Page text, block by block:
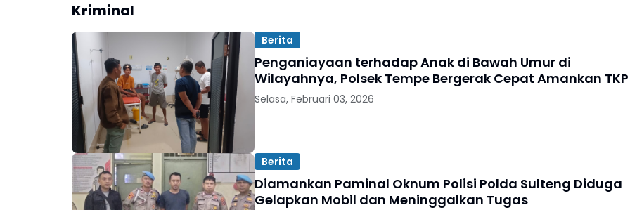
Kriminal
Berita
Penganiayaan terhadap Anak di Bawah Umur di
Wilayahnya, Polsek Tempe Bergerak Cepat Amankan TKP
Selasa, Februari 03, 2026
Berita
Diamankan Paminal Oknum Polisi Polda Sulteng Diduga
Gelapkan Mobil dan Meninggalkan Tugas